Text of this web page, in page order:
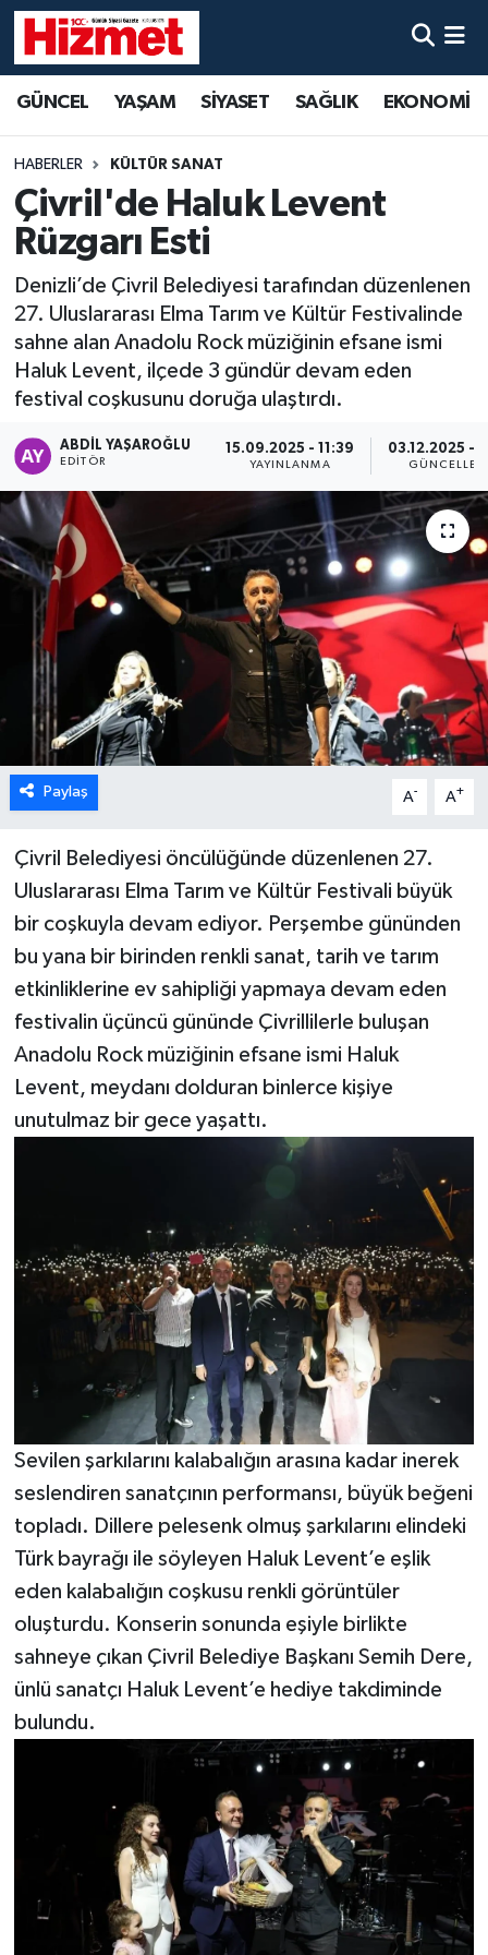
GÜNCEL YAŞAM SİYASET SAĞLIK EKONOMİ
HABERLER KÜLTÜR SANAT
Çivril'de Haluk Levent
Rüzgarı Esti
Denizli’de Çivril Belediyesi tarafından düzenlenen
27. Uluslararası Elma Tarım ve Kültür Festivalinde
sahne alan Anadolu Rock müziğinin efsane ismi
Haluk Levent, ilçede 3 gündür devam eden
festival coşkusunu doruğa ulaştırdı.
ABDIL YAŞAROĞLU
EDITÖR
15.09.2025 - 11:39
YAYINLANMA
03.12.2025 -
Paylaş A- A+
Çivril Belediyesi öncülüğünde düzenlenen 27.
Uluslararası Elma Tarım ve Kültür Festivali büyük
bir coşkuyla devam ediyor. Perşembe gününden
bu yana bir birinden renkli sanat, tarih ve tarım
etkinliklerine ev sahipliği yapmaya devam eden
festivalin üçüncü gününde Çivrillilerle buluşan
Anadolu Rock müziğinin efsane ismi Haluk
Levent, meydanı dolduran binlerce kişiye
unutulmaz bir gece yaşattı.
Sevilen şarkılarını kalabalığın arasına kadar inerek
seslendiren sanatçının performansı, büyük beğeni
topladı. Dillere pelesenk olmuş şarkılarını elindeki
Türk bayrağı ile söyleyen Haluk Levent’e eşlik
eden kalabalığın coşkusu renkli görüntüler
oluşturdu. Konserin sonunda eşiyle birlikte
sahneye çıkan Çivril Belediye Başkanı Semih Dere,
ünlü sanatçı Haluk Levent’e hediye takdiminde
bulundu.
YAŞAM
SİYASET
SAĞLIK
EKONOMİ
KÜLTÜR SANAT
ÖZEL HABER
DTO
RESMİ REKLAM
Denizli Hava Durumu
Denizli Trafik Yoğunluk Haritası
Süper Lig Puan Durumu ve Fikstür
Tüm Manşetler
Son Dakika Haberleri